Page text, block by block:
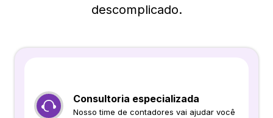
descomplicado.
Consultoria especializada
Nosso time de contadores vai ajudar você